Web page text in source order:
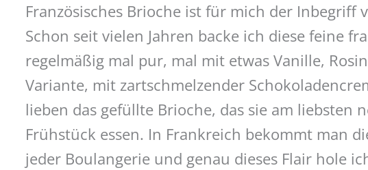
Französisches Brioche ist für mich der Inbegriff
Schon seit vielen Jahren backe ich diese feine
regelmäßig mal pur, mal mit etwas Vanille,
Variante, mit zartschmelzender
lieben das gefüllte Brioche, das sie am liebsten
Frühstück essen. In Frankreich bekommt man
jeder Boulangerie und genau dieses Flair hole